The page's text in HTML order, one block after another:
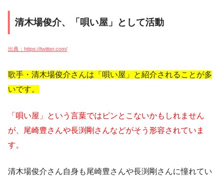
清木場俊介、「唄い屋」として活動
出典：https://twitter.com/
歌手・清木場俊介さんは「唄い屋」と紹介されることが多
いです。
「唄い屋」という言葉ではピンとこないかもしれません
が、尾崎豊さんや長渕剛さんなどがそう形容されていま
す。
清木場俊介さん自身も尾崎豊さんや長渕剛さんに憧れてい